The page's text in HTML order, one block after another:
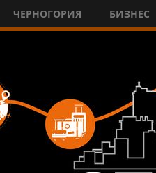
ЧЕРНОГОРИЯ БИЗНЕС